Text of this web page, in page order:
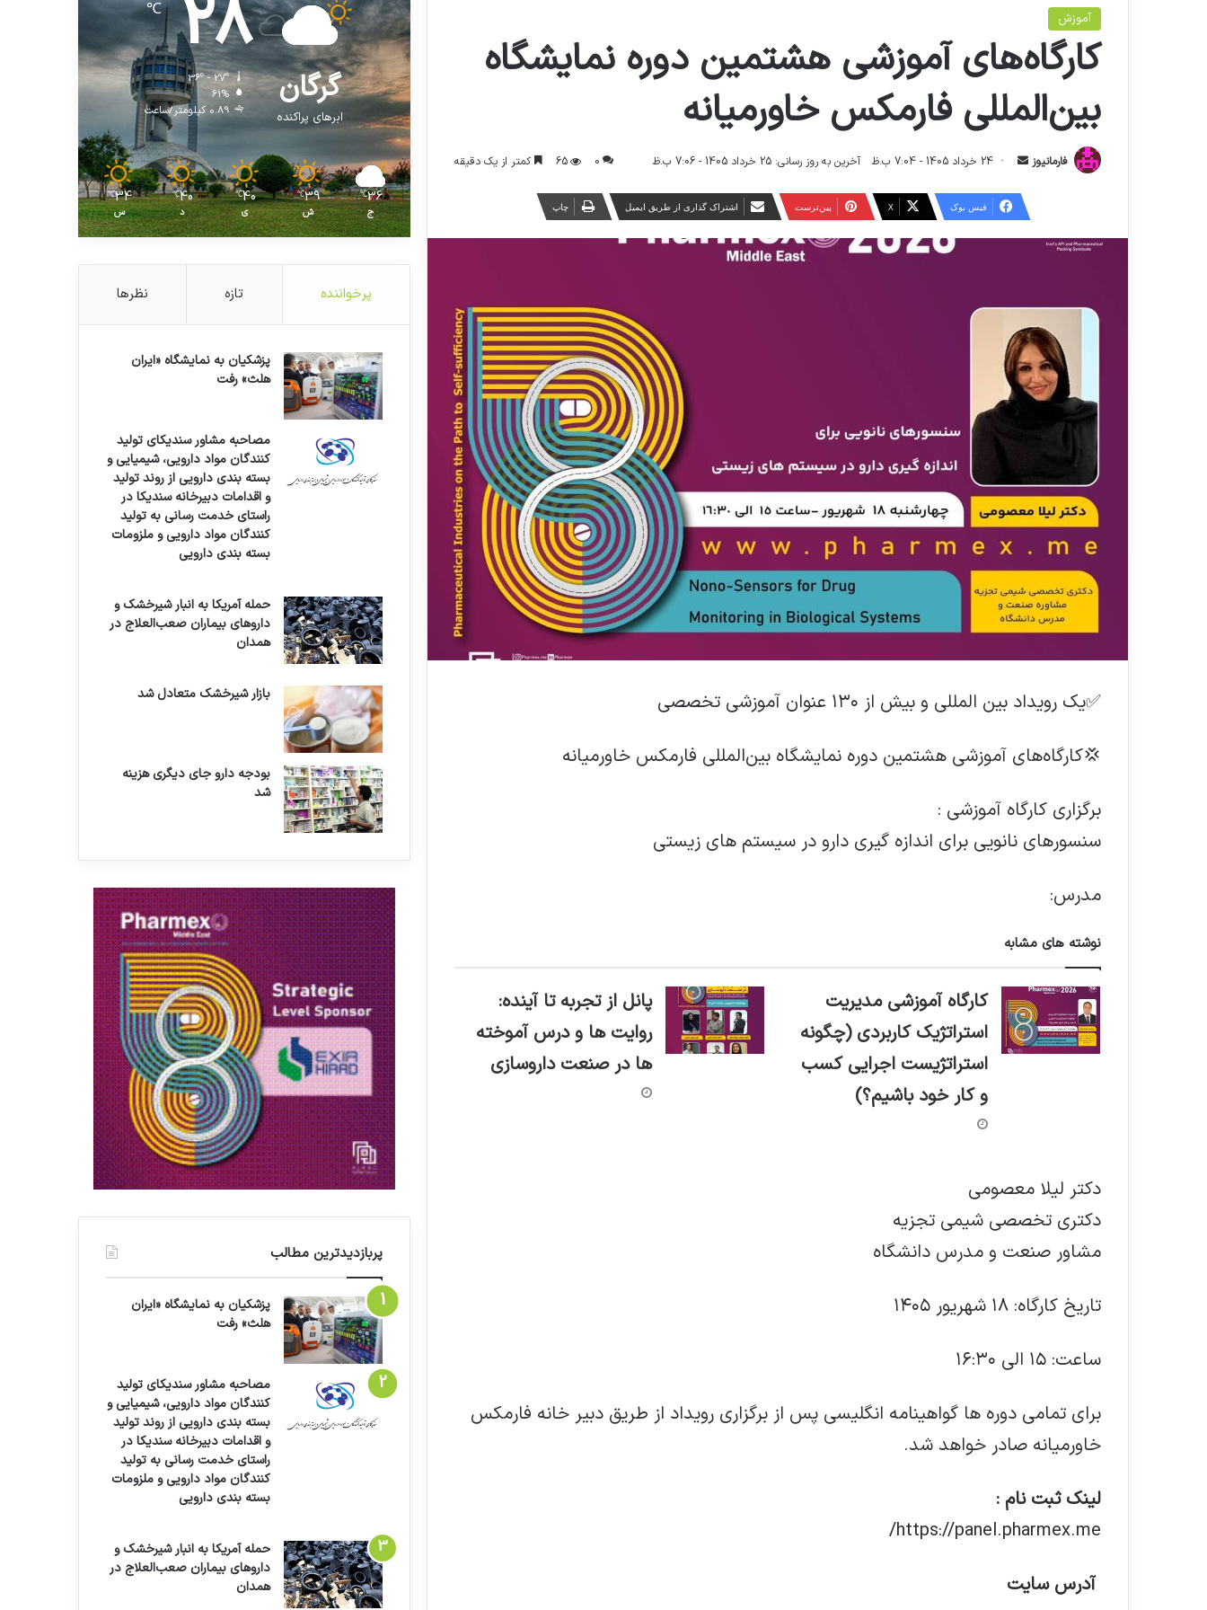
آموزش
کارگاه‌های آموزشی هشتمین دوره نمایشگاه
بین‌المللی فارمکس خاورمیانه
فارمانیوز
س
م
ی
ل
24 خرداد 1405 - 7:04 ب.ظ آخرین به روز رسانی: 25 خرداد 1405 - 7:06 ب.ظ 0
65 کمتر از یک دقیقه
فیس بوک X ‫پین‌ترست اشتراک گذاری از طریق ایمیل چاپ
✅یک رویداد بین المللی و بیش از ۱۳۰ عنوان آموزشی تخصصی
💢کارگاه‌های آموزشی هشتمین دوره نمایشگاه بین‌المللی فارمکس خاورمیانه
برگزاری کارگاه آموزشی :
سنسورهای نانویی برای اندازه گیری دارو در سیستم های زیستی
مدرس:
نوشته های مشابه
کارگاه آموزشی مدیریت
استراتژیک کاربردی (چگونه
استراتژیست اجرایی کسب
و کار خود باشیم؟)
پانل از تجربه تا آینده:
روایت ها و درس آموخته
ها در صنعت داروسازی
دکتر لیلا معصومی
دکتری تخصصی شیمی تجزیه
مشاور صنعت و مدرس دانشگاه
تاریخ کارگاه: ۱۸ شهریور ۱۴۰۵
ساعت: ۱۵ الی ۱۶:۳۰
برای تمامی دوره ها گواهینامه انگلیسی پس از برگزاری رویداد از طریق دبیر خانه فارمکس
خاورمیانه صادر خواهد شد.
لینک ثبت نام :
https://panel.pharmex.me/
آدرس سایت
گرگان
ابرهای پراکنده
28
℃
36º - 27º
61%
0.89 کیلومتر/ساعت
36
℃
ج
39
℃
ش
40
℃
ی
40
℃
د
34
℃
س
پرخواننده تازه نظرها
پزشکیان به نمایشگاه «ایران
هلث» رفت
مصاحبه مشاور سندیکای تولید
کنندگان مواد دارویی، شیمیایی و
بسته بندی دارویی از روند تولید
و اقدامات دبیرخانه سندیکا در
راستای خدمت رسانی به تولید
کنندگان مواد دارویی و ملزومات
بسته بندی دارویی
حمله آمریکا به انبار شیرخشک و
داروهای بیماران صعب‌العلاج در
همدان
بازار شیرخشک متعادل شد
بودجه دارو جای دیگری هزینه
شد
پربازدیدترین مطالب
پزشکیان به نمایشگاه «ایران
هلث» رفت
مصاحبه مشاور سندیکای تولید
کنندگان مواد دارویی، شیمیایی و
بسته بندی دارویی از روند تولید
و اقدامات دبیرخانه سندیکا در
راستای خدمت رسانی به تولید
کنندگان مواد دارویی و ملزومات
بسته بندی دارویی
حمله آمریکا به انبار شیرخشک و
داروهای بیماران صعب‌العلاج در
همدان